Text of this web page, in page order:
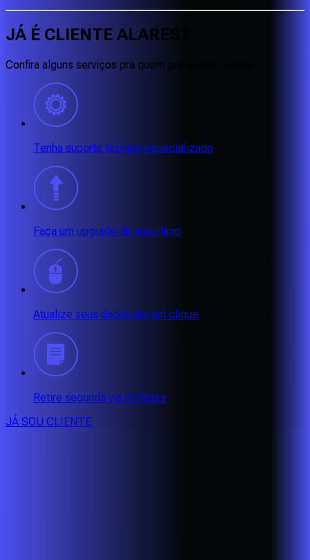
JÁ É CLIENTE ALARES
Confira alguns serviços pra quem ja é nosso cliente:
Tenha suporte técnico especializado
Faça um upgrade do seu plano
Atualize seus dados em um clique
Retire segunda via da fatura
JÁ SOU CLIENTE